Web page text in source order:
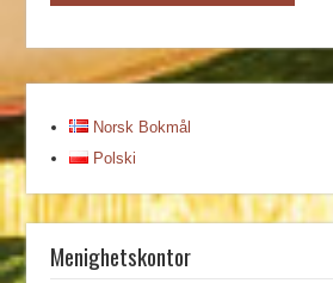
Norsk Bokmål
Polski
Menighetskontor